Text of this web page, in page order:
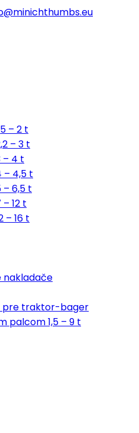
– 2 t
– 3 t
– 4 t
– 4,5 t
6,5 t
12 t
– 16 t
nakladače
pre traktor-bager
palcom 1,5 – 9 t